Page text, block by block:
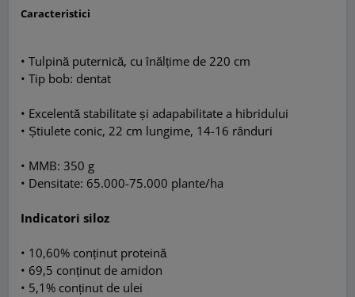
Caracteristici
• Tulpină puternică, cu înălțime de 220 cm
• Tip bob: dentat
• Excelentă stabilitate și adapabilitate a hibridului
• Știulete conic, 22 cm lungime, 14-16 rânduri
• MMB: 350 g
• Densitate: 65.000-75.000 plante/ha
Indicatori siloz
• 10,60% conținut proteină
• 69,5 conținut de amidon
• 5,1% conținut de ulei